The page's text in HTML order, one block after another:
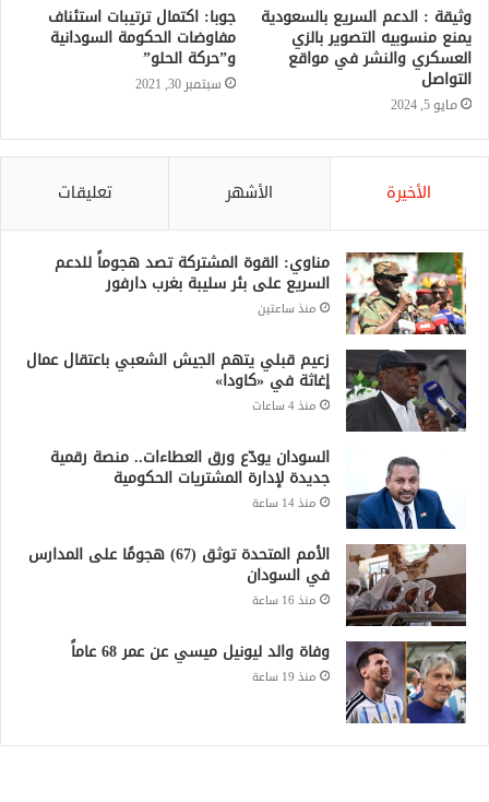
وثيقة : الدعم السريع بالسعودية
يمنع منسوبيه التصوير بالزي
العسكري والنشر في مواقع
التواصل
مايو 5, 2024
جوبا: اكتمال ترتيبات استئناف
مفاوضات الحكومة السودانية
و”حركة الحلو”
سبتمبر 30, 2021
الأخيرة الأشهر تعليقات
مناوي: القوة المشتركة تصد هجوماً للدعم
السريع على بئر سليبة بغرب دارفور
منذ ساعتين
زعيم قبلي يتهم الجيش الشعبي باعتقال عمال
إغاثة في «كاودا»
منذ 4 ساعات
السودان يودّع ورق العطاءات.. منصة رقمية
جديدة لإدارة المشتريات الحكومية
منذ 14 ساعة
الأمم المتحدة توثق (67) هجومًا على المدارس
في السودان
منذ 16 ساعة
وفاة والد ليونيل ميسي عن عمر 68 عاماً
منذ 19 ساعة